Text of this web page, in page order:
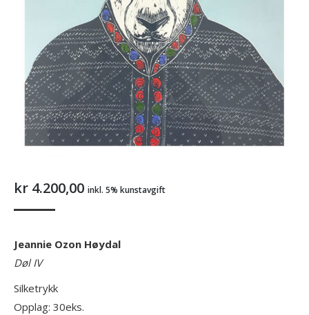
kr 4.200,00 inkl. 5% kunstavgift
Jeannie Ozon Høydal
Døl IV
Silketrykk
Opplag: 30eks.